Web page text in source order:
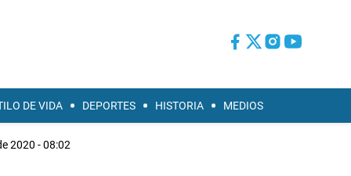
DE VIDA DEPORTES HISTORIA MEDIOS
2020 - 08:02